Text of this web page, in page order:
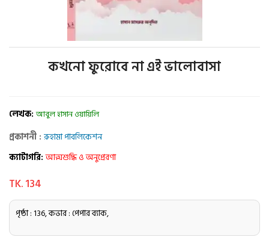
Lost password?
কখনো ফুরোবে না এই ভালোবাসা
লেখক:আবুল হাসান ওয়ায়িলি
প্রকাশনী : রুহামা পাবলিকেশন
ক্যাটাগরি:আত্মশুদ্ধি ও অনুপ্রেরণা
TK. 134
পৃষ্ঠা : 136, কভার : পেপার ব্যাক,